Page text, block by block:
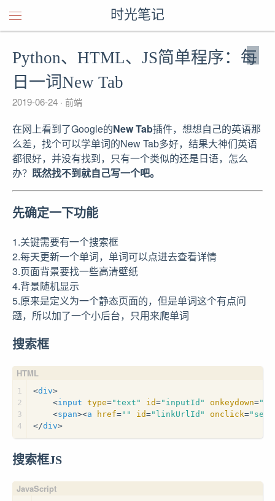
时光笔记
Python、HTML、JS简单程序：每
日一词New Tab
2019-06-24 前端
在网上看到了Google的New Tab插件，想想自己的英语那
么差，找个可以学单词的New Tab多好，结果大神们英语
都很好，并没有找到，只有一个类似的还是日语，怎么
办？ 既然找不到就自己写一个吧。
先确定一下功能
1.关键需要有一个搜索框
2.每天更新一个单词，单词可以点进去查看详情
3.页面背景要找一些高清壁纸
4.背景随机显示
5.原来是定义为一个静态页面的，但是单词这个有点问
题，所以加了一个小后台，只用来爬单词
搜索框
1
2
3
4
<div>
<input type="text" id="inputId" onkeydown=
<span><a href="" id="linkUrlId" onclick=
</div>
搜索框JS